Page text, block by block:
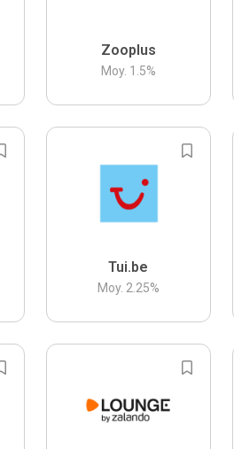
Zooplus
Moy. 1.5%
Tui.be
Moy. 2.25%